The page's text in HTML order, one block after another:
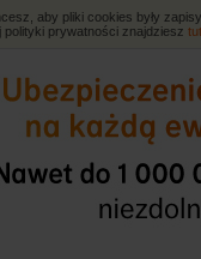
aby pliki cookies były
polityki prywatności znajdziesz